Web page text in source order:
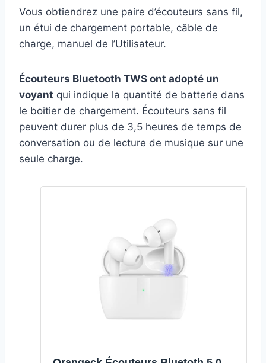
Vous obtiendrez une paire d’écouteurs sans fil,
un étui de chargement portable, câble de
charge, manuel de l’Utilisateur.
Écouteurs Bluetooth TWS ont adopté un
voyant qui indique la quantité de batterie dans
le boîtier de chargement. Écouteurs sans fil
peuvent durer plus de 3,5 heures de temps de
conversation ou de lecture de musique sur une
seule charge.